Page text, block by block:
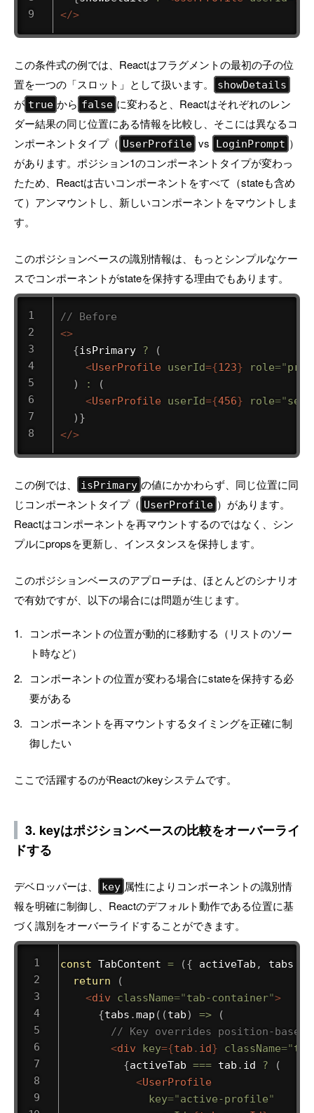
</>
この条件式の例では、Reactはフラグメントの最初の子の位
置を一つの「スロット」として扱います。
showDetails
が true から false に変わると、Reactはそれぞれのレン
ダー結果の同じ位置にある情報を比較し、そこには異なるコ
ンポーネントタイプ（ UserProfile vs LoginPrompt ）
があります。ポジション1のコンポーネントタイプが変わっ
たため、Reactは古いコンポーネントをすべて（stateも含め
て）アンマウントし、新しいコンポーネントをマウントしま
す。
このポジションベースの識別情報は、もっとシンプルなケー
スでコンポーネントがstateを保持する理由でもあります。
// Before
<>
{isPrimary ?
(
<UserProfile userId={123} role="
)
:
(
<UserProfile userId={456} role="
) }
</>
この例では、 isPrimary の値にかかわらず、同じ位置に同
じコンポーネントタイプ（ UserProfile ）があります。
Reactはコンポーネントを再マウントするのではなく、シン
プルにpropsを更新し、インスタンスを保持します。
このポジションベースのアプローチは、ほとんどのシナリオ
で有効ですが、以下の場合には問題が生じます。
コンポーネントの位置が動的に移動する（リストのソー
ト時など）
コンポーネントの位置が変わる場合にstateを保持する必
要がある
コンポーネントを再マウントするタイミングを正確に制
御したい
ここで活躍するのがReactのkeyシステムです。
3. keyはポジションベースの比較をオーバーライ
ドする
デベロッパーは、 key 属性によりコンポーネントの識別情
報を明確に制御し、Reactのデフォルト動作である位置に基
づく識別をオーバーライドすることができます。
const TabContent = ({ activeTab , tabs
return
(
<div className="tab-container">
{tabs .map ( (tab) =>
(
// Key overrides position-based
<div key={tab . id} className="
{activeTab === tab . id ?
(
<UserProfile
key="active-profile"